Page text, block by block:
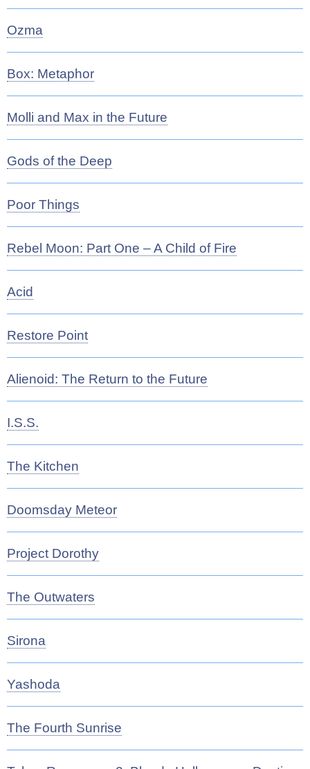
Ozma
Box: Metaphor
Molli and Max in the Future
Gods of the Deep
Poor Things
Rebel Moon: Part One – A Child of Fire
Acid
Restore Point
Alienoid: The Return to the Future
I.S.S.
The Kitchen
Doomsday Meteor
Project Dorothy
The Outwaters
Sirona
Yashoda
The Fourth Sunrise